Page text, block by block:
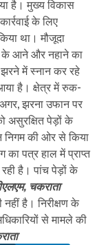
है। मुख्य विकास
के लिए
था। मौजूदा
के आने और नहाने का
में स्नान कर रहे
है। क्षेत्र में रुक-
झरना उफान पर
असुरक्षित पेड़ों के
निगम की ओर से किया
का पत्र हाल में प्राप्त
है। पांच पेड़ों के
चकराता
है। निरीक्षण के
से मामले की